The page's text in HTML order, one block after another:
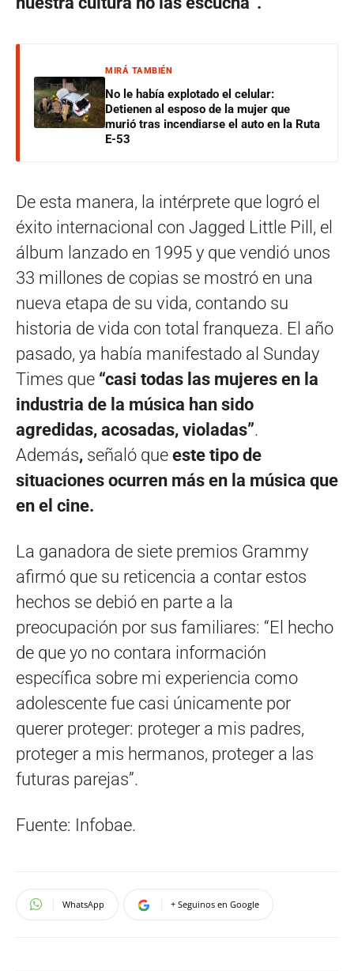
MIRÁ TAMBIÉN
No le había explotado el celular:
Detienen al esposo de la mujer que
murió tras incendiarse el auto en la Ruta
E-53
De esta manera, la intérprete que logró el
éxito internacional con Jagged Little Pill, el
álbum lanzado en 1995 y que vendió unos
33 millones de copias se mostró en una
nueva etapa de su vida, contando su
historia de vida con total franqueza. El año
pasado, ya había manifestado al Sunday
Times que “casi todas las mujeres en la
industria de la música han sido
agredidas, acosadas, violadas”.
Además, señaló que este tipo de
situaciones ocurren más en la música que
en el cine.
La ganadora de siete premios Grammy
afirmó que su reticencia a contar estos
hechos se debió en parte a la
preocupación por sus familiares: “El hecho
de que yo no contara información
específica sobre mi experiencia como
adolescente fue casi únicamente por
querer proteger: proteger a mis padres,
proteger a mis hermanos, proteger a las
futuras parejas”.
Fuente: Infobae.
WhatsApp + Seguinos en Google